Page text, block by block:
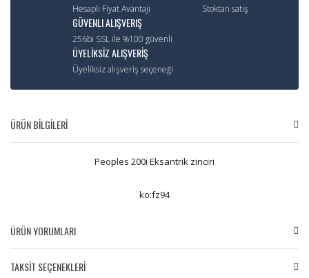
Hesaplı Fiyat Avantajı Stoktan satış
GÜVENLI ALIŞVERIŞ
256bi SSL ile %100 güvenli
ÜYELİKSİZ ALIŞVERİŞ
Üyeliksiz alışveriş seçeneği
ÜRÜN BİLGİLERİ
Peoples 200i Eksantrik zinciri
ko:fz94
ÜRÜN YORUMLARI
TAKSİT SEÇENEKLERİ